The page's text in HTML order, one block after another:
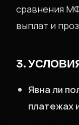
сравнения
выплат и
3.
Явна ли
платежах